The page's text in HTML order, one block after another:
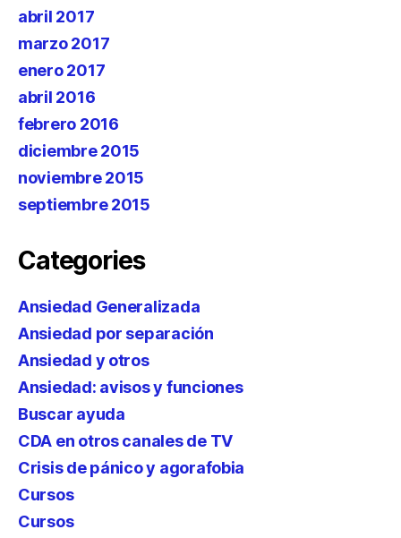
abril 2017
marzo 2017
enero 2017
abril 2016
febrero 2016
diciembre 2015
noviembre 2015
septiembre 2015
Categories
Ansiedad Generalizada
Ansiedad por separación
Ansiedad y otros
Ansiedad: avisos y funciones
Buscar ayuda
CDA en otros canales de TV
Crisis de pánico y agorafobia
Cursos
Cursos